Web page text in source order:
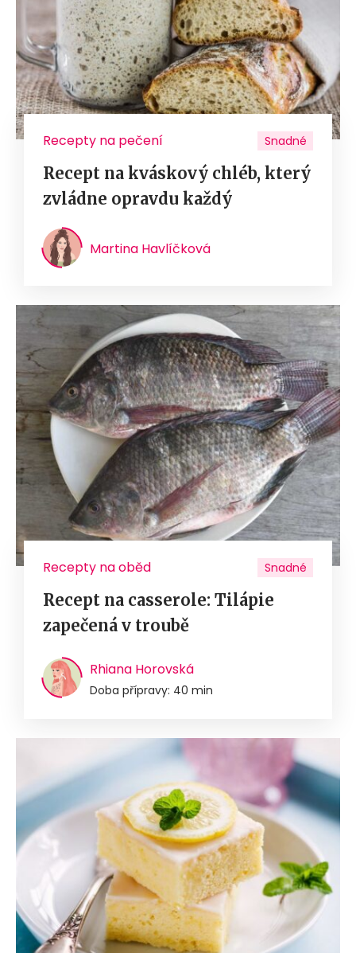
Recepty na pečení Snadné
Recept na kváskový chléb, který
zvládne opravdu každý
Martina Havlíčková
Recepty na oběd Snadné
Recept na casserole: Tilápie
zapečená v troubě
Rhiana Horovská
Doba přípravy: 40 min